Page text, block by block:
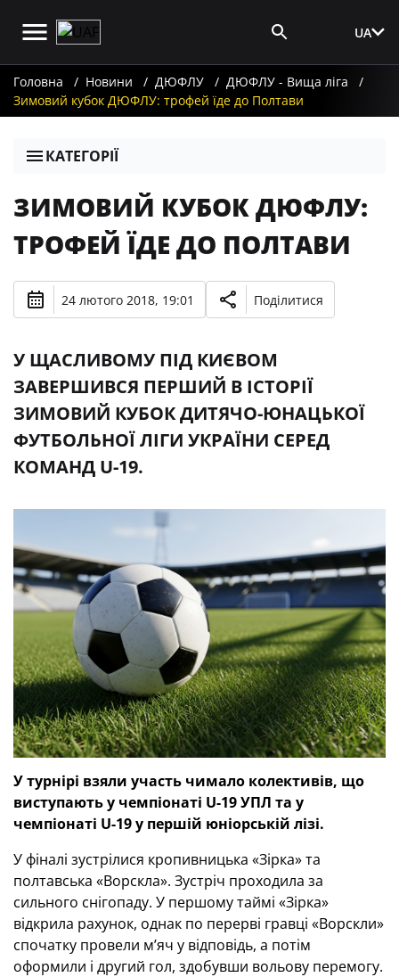
UA
Головна Новини ДЮФЛУ
ДЮФЛУ - Вища ліга
Зимовий кубок ДЮФЛУ: трофей їде до Полтави
КАТЕГОРІЇ
ЗИМОВИЙ КУБОК ДЮФЛУ:
ТРОФЕЙ ЇДЕ ДО ПОЛТАВИ
24 лютого 2018, 19:01 Поділитися
У ЩАСЛИВОМУ ПІД КИЄВОМ
ЗАВЕРШИВСЯ ПЕРШИЙ В ІСТОРІЇ
ЗИМОВИЙ КУБОК ДИТЯЧО-ЮНАЦЬКОЇ
ФУТБОЛЬНОЇ ЛІГИ УКРАЇНИ СЕРЕД
КОМАНД U-19.
У турнірі взяли участь чимало колективів, що
виступають у чемпіонаті U-19 УПЛ та у
чемпіонаті U-19 у першій юніорській лізі.
У фіналі зустрілися кропивницька «Зірка» та
полтавська «Ворскла». Зустріч проходила за
сильного снігопаду. У першому таймі «Зірка»
відкрила рахунок, однак по перерві гравці «Ворскли»
спочатку провели м’яч у відповідь, а потім
оформили і другий гол, здобувши вольову перемогу.